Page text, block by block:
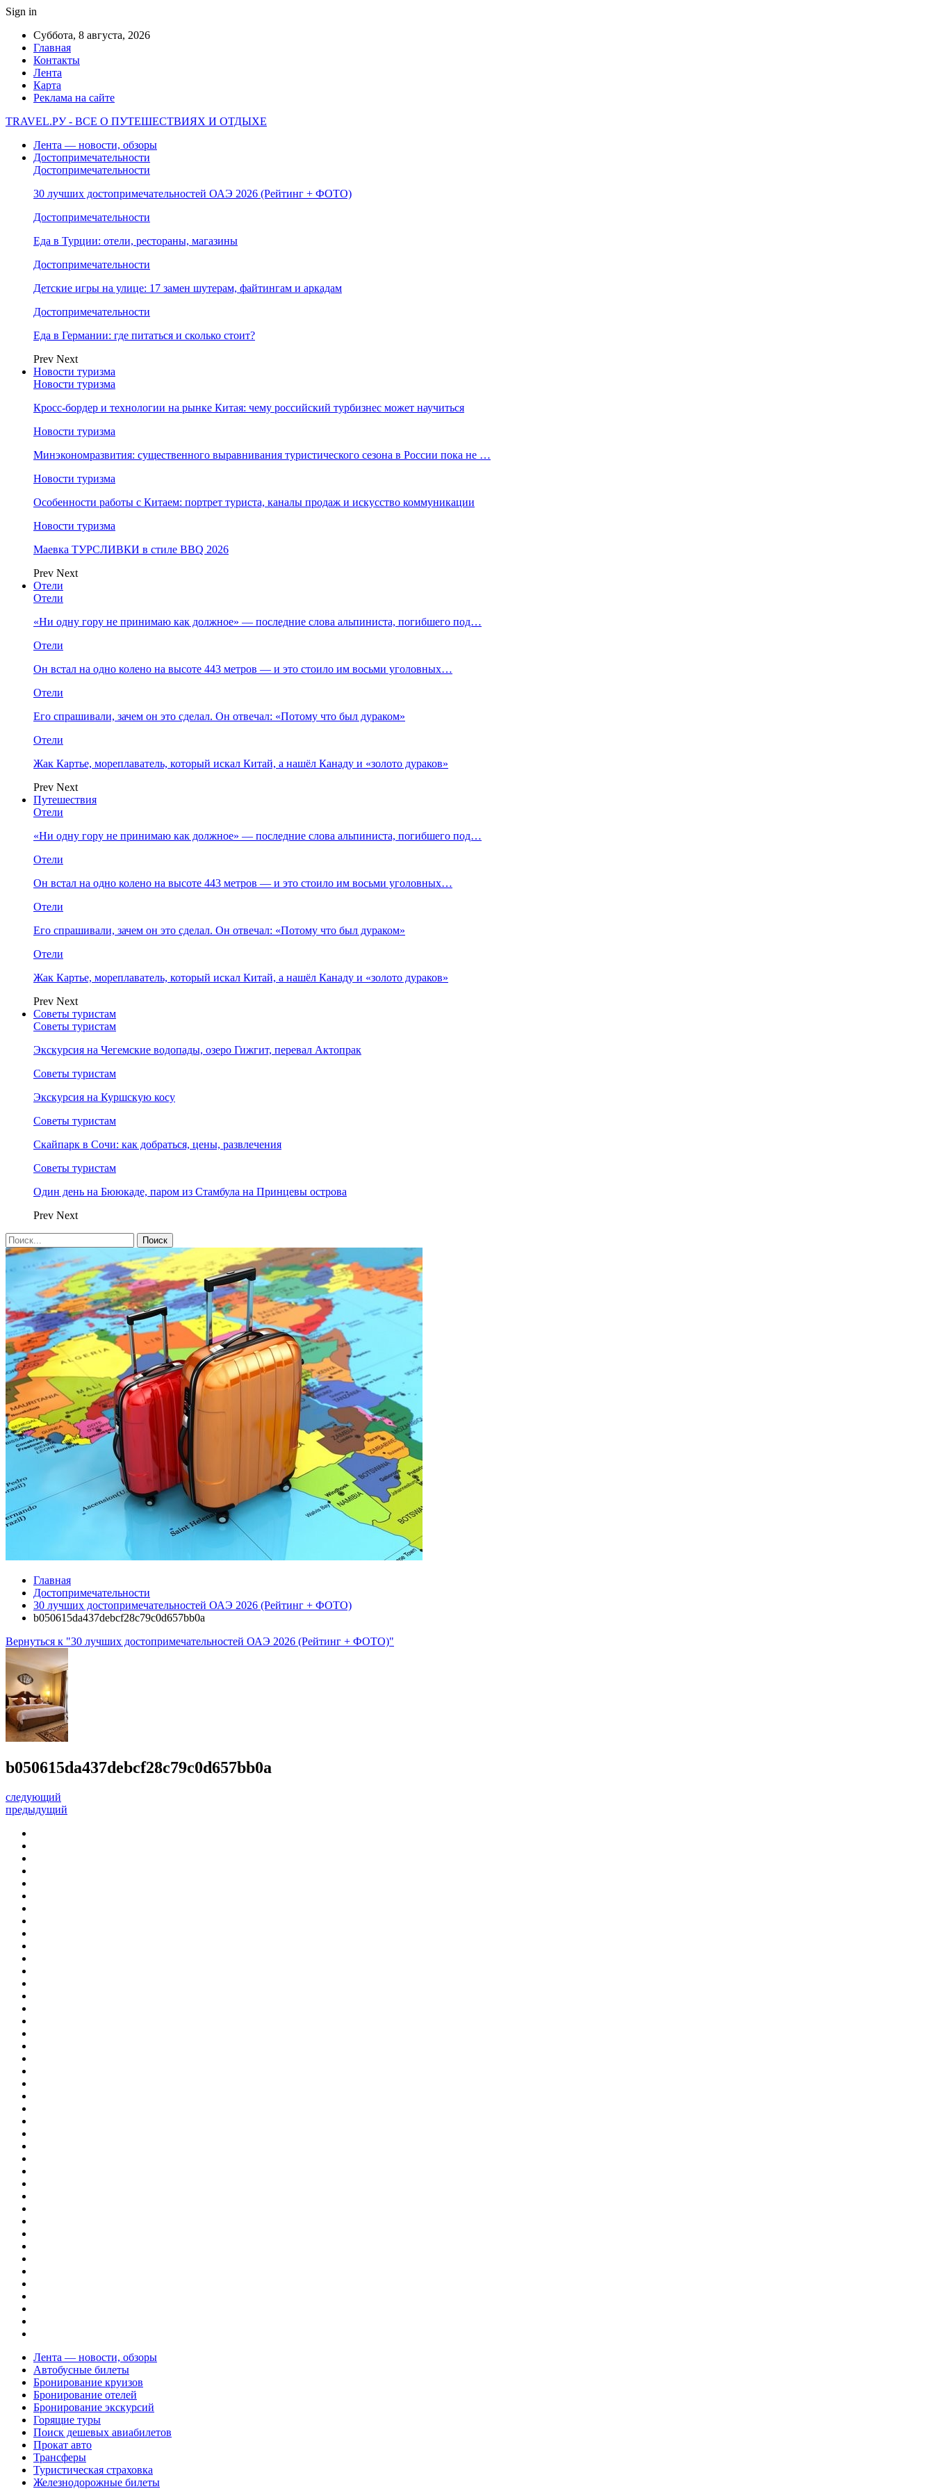
Sign in
Суббота, 8 августа, 2026
Главная
Контакты
Лента
Карта
Реклама на сайте
TRAVEL.РУ - ВСЕ О ПУТЕШЕСТВИЯХ И ОТДЫХЕ
Лента — новости, обзоры
Достопримечательности
Достопримечательности
30 лучших достопримечательностей ОАЭ 2026 (Рейтинг + ФОТО)
Достопримечательности
Еда в Турции: отели, рестораны, магазины
Достопримечательности
Детские игры на улице: 17 замен шутерам, файтингам и аркадам
Достопримечательности
Еда в Германии: где питаться и сколько стоит?
Prev Next
Новости туризма
Новости туризма
Кросс-бордер и технологии на рынке Китая: чему российский турбизнес может научиться
Новости туризма
Минэкономразвития: существенного выравнивания туристического сезона в России пока не …
Новости туризма
Особенности работы с Китаем: портрет туриста, каналы продаж и искусство коммуникации
Новости туризма
Маевка ТУРСЛИВКИ в стиле BBQ 2026
Prev Next
Отели
Отели
«Ни одну гору не принимаю как должное» — последние слова альпиниста, погибшего под…
Отели
Он встал на одно колено на высоте 443 метров — и это стоило им восьми уголовных…
Отели
Его спрашивали, зачем он это сделал. Он отвечал: «Потому что был дураком»
Отели
Жак Картье, мореплаватель, который искал Китай, а нашёл Канаду и «золото дураков»
Prev Next
Путешествия
Отели
«Ни одну гору не принимаю как должное» — последние слова альпиниста, погибшего под…
Отели
Он встал на одно колено на высоте 443 метров — и это стоило им восьми уголовных…
Отели
Его спрашивали, зачем он это сделал. Он отвечал: «Потому что был дураком»
Отели
Жак Картье, мореплаватель, который искал Китай, а нашёл Канаду и «золото дураков»
Prev Next
Советы туристам
Советы туристам
Экскурсия на Чегемские водопады, озеро Гижгит, перевал Актопрак
Советы туристам
Экскурсия на Куршскую косу
Советы туристам
Скайпарк в Сочи: как добраться, цены, развлечения
Советы туристам
Один день на Бююкаде, паром из Стамбула на Принцевы острова
Prev Next
Главная
Достопримечательности
30 лучших достопримечательностей ОАЭ 2026 (Рейтинг + ФОТО)
b050615da437debcf28c79c0d657bb0a
Вернуться к "30 лучших достопримечательностей ОАЭ 2026 (Рейтинг + ФОТО)"
b050615da437debcf28c79c0d657bb0a
следующий
предыдущий
Лента — новости, обзоры
Автобусные билеты
Бронирование круизов
Бронирование отелей
Бронирование экскурсий
Горящие туры
Поиск дешевых авиабилетов
Прокат авто
Трансферы
Туристическая страховка
Железнодорожные билеты